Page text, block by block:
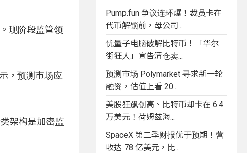
现阶段监管领
，预测市场应
架构是加密监
Pump.fun 争议连环爆！裁员卡在
代币解锁前，母公司...
忧量子电脑破解比特币！「华尔
街狂人」宣告清仓卖...
预测市场 Polymarket 寻求新一轮
融资，估值上看 20...
美股狂飙创高、比特币却卡在 6.4
万美元！荷姆兹海...
SpaceX 第二季财报优于预期！营
收达 78 亿美元，比...